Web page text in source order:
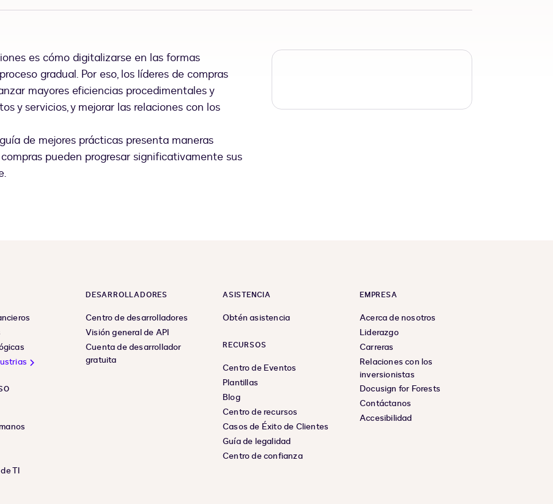
es cómo digitalizarse en las formas
gradual. Por eso, los líderes de compras
mayores eficiencias procedimentales y
y servicios, y mejorar las relaciones con los
de mejores prácticas presenta maneras
pueden progresar significativamente sus
TI
DESARROLLADORES
Centro de desarrolladores
Visión general de API
Cuenta de desarrollador
gratuita
ASISTENCIA
Obtén asistencia
RECURSOS
Centro de Eventos
Plantillas
Blog
Centro de recursos
Casos de Éxito de Clientes
Guía de legalidad
Centro de confianza
EMPRESA
Acerca de nosotros
Liderazgo
Carreras
Relaciones con los
inversionistas
Docusign for Forests
Contáctanos
Accesibilidad